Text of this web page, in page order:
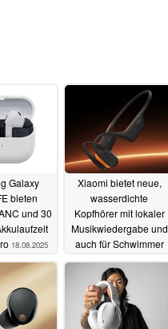
Galaxy
bieten
und 30
18.08.2025
Xiaomi bietet neue,
wasserdichte
Kopfhörer mit lokaler
Musikwiedergabe und
auch für Schwimmer
20.07.2025